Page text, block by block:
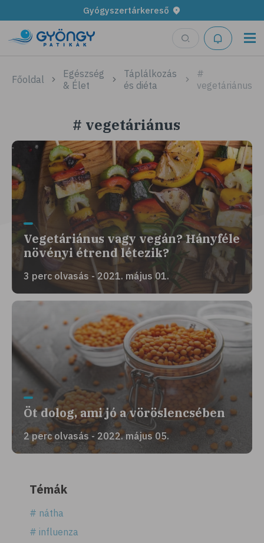
Gyógyszertárkereső
Főoldal
Egészség
& Élet
Táplálkozás
és diéta
#
vegetáriánus
# vegetáriánus
Vegetáriánus vagy vegán? Hányféle
növényi étrend létezik?
3 perc olvasás - 2021. május 01.
Öt dolog, ami jó a vöröslencsében
2 perc olvasás - 2022. május 05.
Témák
# nátha
# influenza